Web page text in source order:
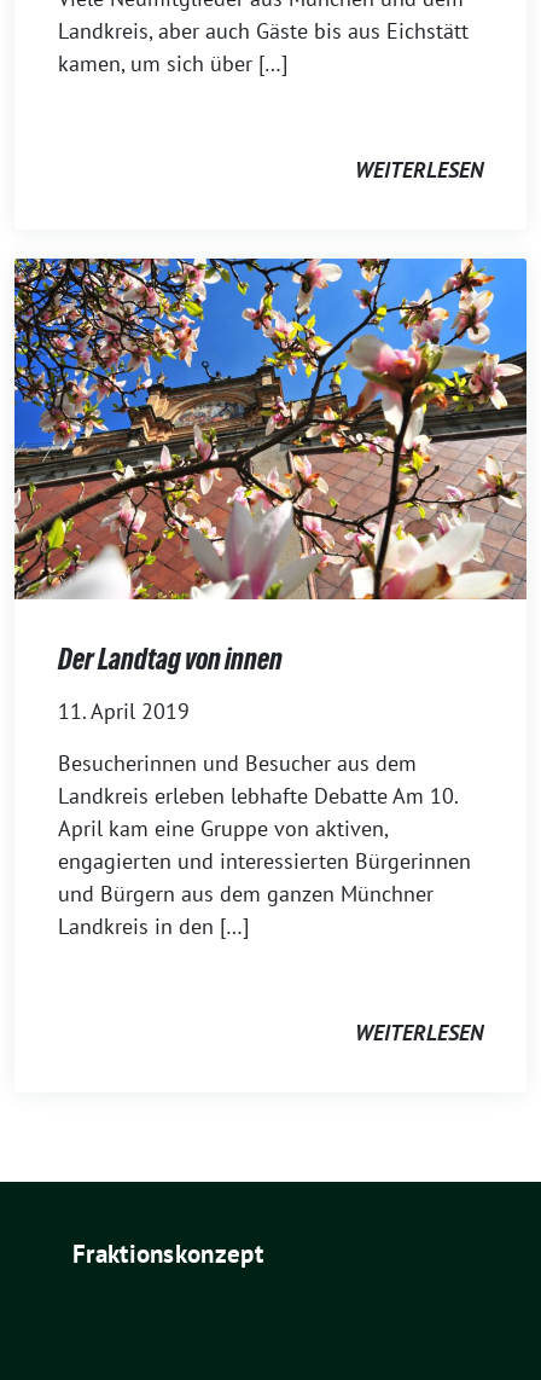
Landkreis, aber auch Gäste bis aus Eichstätt
kamen, um sich über […]
WEITERLESEN
Der Landtag von innen
11. April 2019
Besucherinnen und Besucher aus dem
Landkreis erleben lebhafte Debatte Am 10.
April kam eine Gruppe von aktiven,
engagierten und interessierten Bürgerinnen
und Bürgern aus dem ganzen Münchner
Landkreis in den […]
WEITERLESEN
Fraktionskonzept